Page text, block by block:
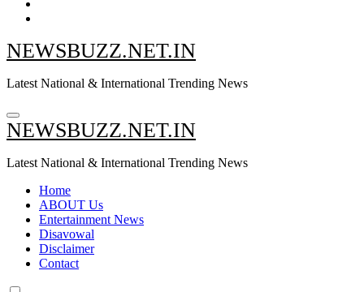
NEWSBUZZ.NET.IN
Latest National & International Trending News
NEWSBUZZ.NET.IN
Latest National & International Trending News
Home
ABOUT Us
Entertainment News
Disavowal
Disclaimer
Contact